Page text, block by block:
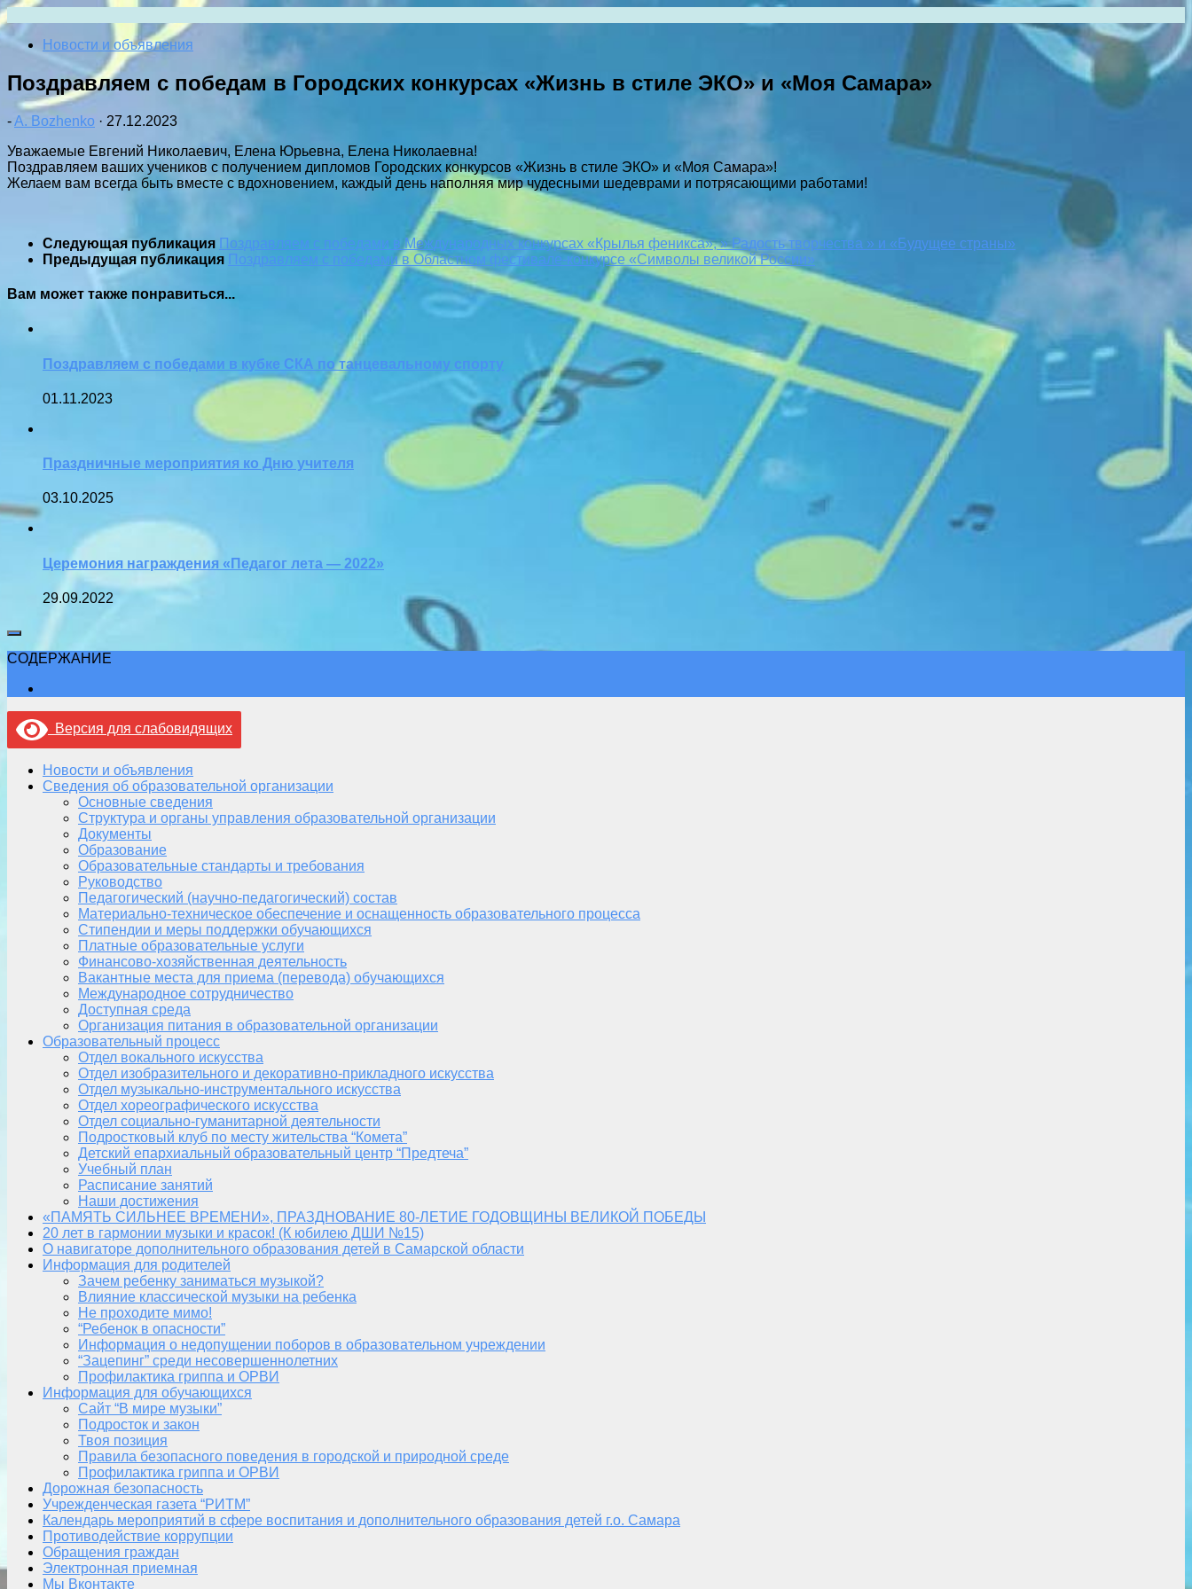
Перейти
к
содержимому
Новости и объявления
Поздравляем с победам в Городских конкурсах «Жизнь в стиле ЭКО» и «Моя Самара»
-A. Bozhenko · 27.12.2023
Уважаемые Евгений Николаевич, Елена Юрьевна, Елена Николаевна!
Поздравляем ваших учеников с получением дипломов Городских конкурсов «Жизнь в стиле ЭКО» и «Моя Самара»!
Желаем вам всегда быть вместе с вдохновением, каждый день наполняя мир чудесными шедеврами и потрясающими работами!
Следующая публикация Поздравляем с победами в Международных конкурсах «Крылья феникса», » Радость творчества » и «Будущее страны»
Предыдущая публикация Поздравляем с победами в Областном фестивале-конкурсе «Символы великой России»
Вам может также понравиться...
Поздравляем с победами в кубке СКА по танцевальному спорту
01.11.2023
Праздничные мероприятия ко Дню учителя
03.10.2025
Церемония награждения «Педагог лета — 2022»
29.09.2022
СОДЕРЖАНИЕ
Версия для слабовидящих
Новости и объявления
Сведения об образовательной организации
Основные сведения
Структура и органы управления образовательной организации
Документы
Образование
Образовательные стандарты и требования
Руководство
Педагогический (научно-педагогический) состав
Материально-техническое обеспечение и оснащенность образовательного процесса
Стипендии и меры поддержки обучающихся
Платные образовательные услуги
Финансово-хозяйственная деятельность
Вакантные места для приема (перевода) обучающихся
Международное сотрудничество
Доступная среда
Организация питания в образовательной организации
Образовательный процесс
Отдел вокального искусства
Отдел изобразительного и декоративно-прикладного искусства
Отдел музыкально-инструментального искусства
Отдел хореографического искусства
Отдел социально-гуманитарной деятельности
Подростковый клуб по месту жительства “Комета”
Детский епархиальный образовательный центр “Предтеча”
Учебный план
Расписание занятий
Наши достижения
«ПАМЯТЬ СИЛЬНЕЕ ВРЕМЕНИ», ПРАЗДНОВАНИЕ 80-ЛЕТИЕ ГОДОВЩИНЫ ВЕЛИКОЙ ПОБЕДЫ
20 лет в гармонии музыки и красок! (К юбилею ДШИ №15)
О навигаторе дополнительного образования детей в Самарской области
Информация для родителей
Зачем ребенку заниматься музыкой?
Влияние классической музыки на ребенка
Не проходите мимо!
“Ребенок в опасности”
Информация о недопущении поборов в образовательном учреждении
“Зацепинг” среди несовершеннолетних
Профилактика гриппа и ОРВИ
Информация для обучающихся
Сайт “В мире музыки”
Подросток и закон
Твоя позиция
Правила безопасного поведения в городской и природной среде
Профилактика гриппа и ОРВИ
Дорожная безопасность
Учрежденческая газета “РИТМ”
Календарь мероприятий в сфере воспитания и дополнительного образования детей г.о. Самара
Противодействие коррупции
Обращения граждан
Электронная приемная
Мы Вконтакте